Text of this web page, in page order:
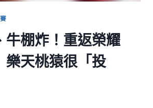
牛棚炸！重返榮耀
天桃猿很「投